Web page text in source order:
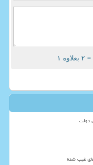
= ۲ بعلاوه ۱
دولت
غیب شده